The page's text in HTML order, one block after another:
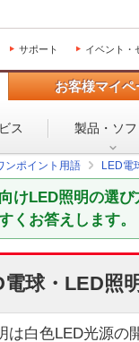
サポート イベント・
お客様マイペ
ス 製品・ソフ
ンポイント用語 LED電
けLED照明の選
くお答えします。
電球・LED照
は白色LED光源の